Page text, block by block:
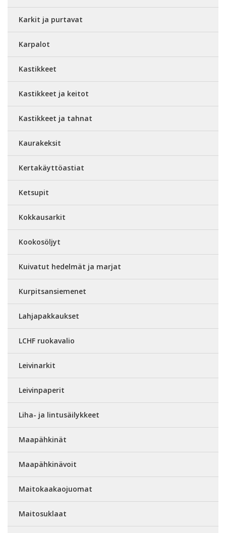
Karkit ja purtavat
Karpalot
Kastikkeet
Kastikkeet ja keitot
Kastikkeet ja tahnat
Kaurakeksit
Kertakäyttöastiat
Ketsupit
Kokkausarkit
Kookosöljyt
Kuivatut hedelmät ja marjat
Kurpitsansiemenet
Lahjapakkaukset
LCHF ruokavalio
Leivinarkit
Leivinpaperit
Liha- ja lintusäilykkeet
Maapähkinät
Maapähkinävoit
Maitokaakaojuomat
Maitosuklaat